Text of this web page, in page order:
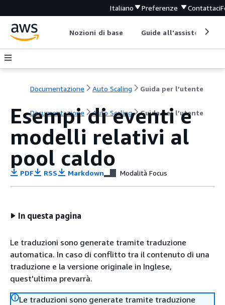
Italiano Preferenze Contattaci
Nozioni di base Guide all'assistenza
Documentazione Auto Scaling Guida per l’utente
Documentazione Auto Scaling Guida per l’utente
Esempi di eventi e
modelli relativi al
pool caldo
PDF RSS Markdown Modalità Focus
In questa pagina
Le traduzioni sono generate tramite traduzione
automatica. In caso di conflitto tra il contenuto di una
traduzione e la versione originale in Inglese,
quest'ultima prevarrà.
Le traduzioni sono generate tramite traduzione